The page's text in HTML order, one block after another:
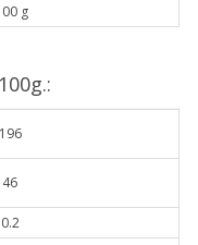
g
196
46
0.2